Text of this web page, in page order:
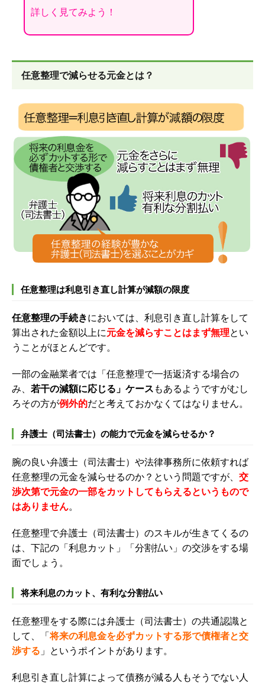
詳しく見てみよう！
任意整理で減らせる元金とは？
任意整理は利息引き直し計算が減額の限度
任意整理の手続きにおいては、利息引き直し計算をして
算出された金額以上に元金を減らすことはまず無理とい
うことがほとんどです。
一部の金融業者では「任意整理で一括返済する場合の
み、 若干の減額に応じる」ケース もあるようですがむし
ろその方が例外的だと考えておかなくてはなりません。
弁護士（司法書士）の能力で元金を減らせるか？
腕の良い弁護士（司法書士）や法律事務所に依頼すれば
任意整理の元金を減らせるのか？という問題ですが、 交
渉次第で元金の一部をカットしてもらえるというもので
はありません。
任意整理で弁護士（司法書士）のスキルが生きてくるの
は、下記の「利息カット」「分割払い」の交渉をする場
面でしょう。
将来利息のカット、有利な分割払い
任意整理をする際には弁護士（司法書士）の共通認識と
して、
「将来の利息金を必ずカットする形で債権者と交
渉する 」 というポイントがあります。
利息引き直し計算によって債務が減る人もそうでない人